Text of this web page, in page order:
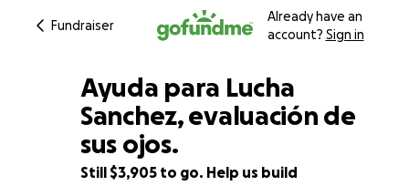
Fundraiser
Already have an
account? Sign in
13% complete
Ayuda para Lucha
Sanchez, evaluación de
sus ojos.
Still $3,905 to go. Help us build